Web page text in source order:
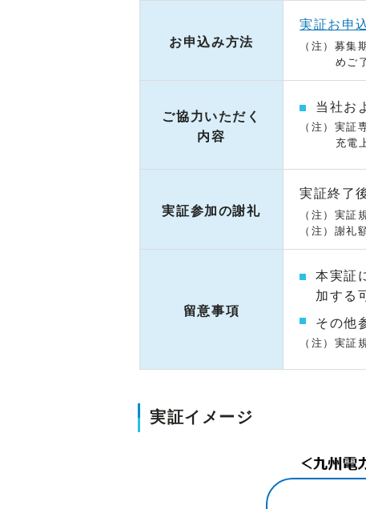
お申込み方法
実証お申
（注）募
めご
ご協力いただく
内容
当社お
（注）実
充電
実証参加の謝礼
実証終了
（注）実証
（注）謝礼
留意事項
本実証
加する
その他
（注）実証
実証イメージ